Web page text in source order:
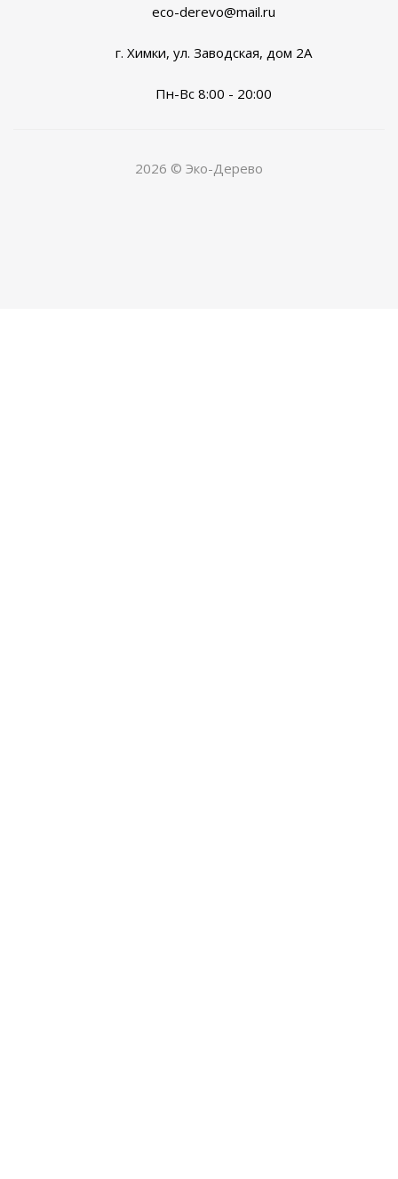
eco-derevo@mail.ru
г. Химки, ул. Заводская, дом 2А
Пн-Вс 8:00 - 20:00
2026 © Эко-Дерево